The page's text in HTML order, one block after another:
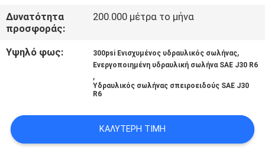
ΕΙΔΉΣΕΙΣ
ΖΗΤΉΣΤΕ
ΑΠΌΣΠΑΣΜΑ
SITEMAP
Δυνατότητα
προσφοράς:
200.000 μέτρα το μήνα
Υψηλό φως: 300psi Ενισχυμένος υδραυλικός σωλήνας,
Ενεργοποιημένη υδραυλική σωλήνα SAE J30 R6
,
Υδραυλικός σωλήνας σπειροειδούς SAE J30
R6
ΚΑΛΎΤΕΡΗ ΤΙΜΉ